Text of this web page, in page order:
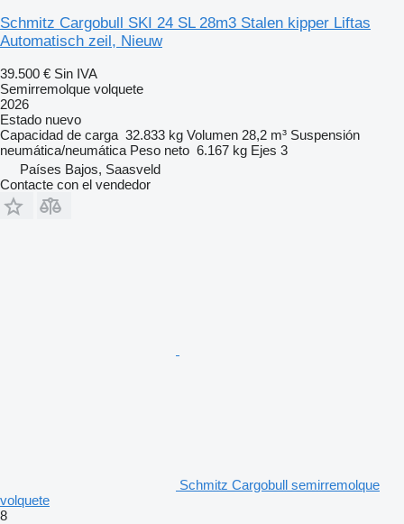
Schmitz Cargobull SKI 24 SL 28m3 Stalen kipper Liftas
Automatisch zeil, Nieuw
39.500 € Sin IVA
Semirremolque volquete
2026
Estado nuevo
Capacidad de carga 32.833 kg Volumen 28,2 m³ Suspensión
neumática/neumática Peso neto 6.167 kg Ejes 3
Países Bajos, Saasveld
Contacte con el vendedor
Schmitz Cargobull semirremolque
volquete
8